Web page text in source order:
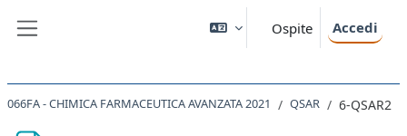
Ospite Accedi
066FA - CHIMICA FARMACEUTICA AVANZATA 2021 QSAR 6-QSAR2